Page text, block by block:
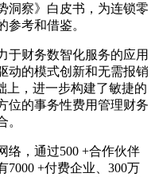
察》白皮书，为连锁零
参考和借鉴。
于财务数智化服务的应用
动的模式创新和无需报销
上，进一步构建了敏捷的
位的事务性费用管理财务
。
络，通过500 +合作伙伴
7000 +付费企业、300万